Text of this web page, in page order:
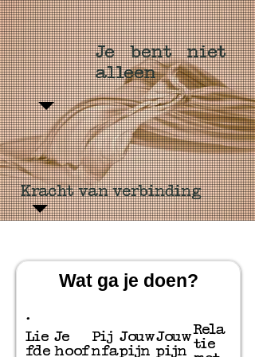
Je bent niet
alleen
Kracht van verbinding
Wat ga je doen?
.
Lie
fde
Je
hoof
Pij
nfa
Jouw
pijn
Jouw
pijn
Rela
tie